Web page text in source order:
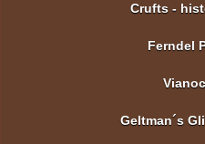
Crufts -
Ferndel
Geltman´s